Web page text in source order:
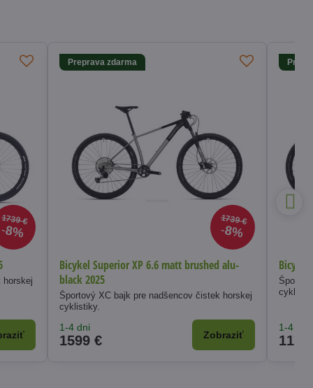
1739 €
8%
horskej
1739 €
8%
Preprava zdarma
Bicykel Superior XP 6.6 matt brushed alu-
black 2025
Športový XC bajk pre nadšencov čistek horskej
cyklistiky.
1-4 dni
1599 € Zobraziť
Bicykel
1-4 dni
1179